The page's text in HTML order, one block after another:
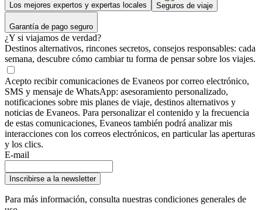
Los mejores expertos y expertas locales Seguros de viaje
Garantía de pago seguro
¿Y si viajamos de verdad?
Destinos alternativos, rincones secretos, consejos responsables: cada
semana, descubre cómo cambiar tu forma de pensar sobre los viajes.
Acepto recibir comunicaciones de Evaneos por correo electrónico,
SMS y mensaje de WhatsApp: asesoramiento personalizado,
notificaciones sobre mis planes de viaje, destinos alternativos y
noticias de Evaneos. Para personalizar el contenido y la frecuencia
de estas comunicaciones, Evaneos también podrá analizar mis
interacciones con los correos electrónicos, en particular las aperturas
y los clics.
E-mail
Inscribirse a la newsletter
Para más información, consulta nuestras condiciones generales de